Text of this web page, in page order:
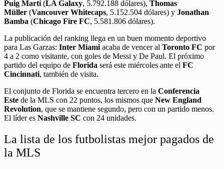
Puig Martí(LA Galaxy, 5.792.188 dólares), Thomas
Müller (Vancouver Whitecaps, 5.152.504 dólares) y Jonathan
Bamba (Chicago Fire FC, 5.581.806 dólares).
La publicación del ranking llega en un buen momento deportivo
para Las Garzas: Inter Miamiacaba de vencer al Toronto FC por
4 a 2 como visitante, con goles de Messi y De Paul. El próximo
partido del equipo de Florida será este miércoles ante el FC
Cincinnati, también de visita.
El conjunto de Florida se encuentra tercero en la Conferencia
Este de la MLS con 22 puntos, los mismos que New England
Revolution, que se mantiene segundo, pero con un partido menos.
El líder es Nashville SC con 24 unidades.
La lista de los futbolistas mejor pagados de
la MLS